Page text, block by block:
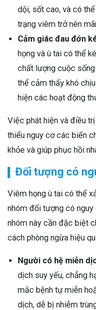
dội, sốt cao, và có
trạng viêm trở nên
Cảm giác đau đớn
họng và ù tai có thể
chất lượng cuộc
thể cảm thấy khó
hiện các hoạt động
Việc phát hiện và điều
thiểu nguy cơ các biến
khỏe và giúp phục hồi
Đối tượng có
Viêm họng ù tai có thể
nhóm đối tượng có
nhóm này cần đặc biệt
cách phòng ngừa hiệu
Người có hệ miễn
dịch suy yếu, chẳng
mắc bệnh tự miễn
dịch, dễ bị nhiễm